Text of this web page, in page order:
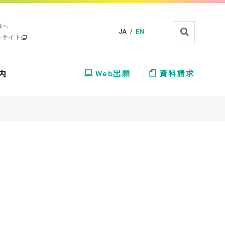
イト
JA / EN
Web出願 資料請求